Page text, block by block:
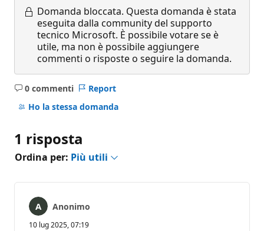
Domanda bloccata. Questa domanda è stata
eseguita dalla community del supporto
tecnico Microsoft. È possibile votare se è
utile, ma non è possibile aggiungere
commenti o risposte o seguire la domanda.
0 commenti
Nessun
commento
Report
Ho la stessa domanda
1 risposta
Ordina per: Più utili
Anonimo
10 lug 2025, 07:19